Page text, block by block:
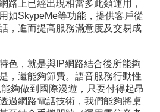
路上已經出現相當多此類運用，
如SkypeMe等功能，提供客戶從
，進而提高服務滿意度及交易成
色，就是與IP網路結合後所能夠
，還能夠節費。語音服務行動性
夠做到國際漫遊，只要付得起昂
過網路電話技術，我們能夠將桌